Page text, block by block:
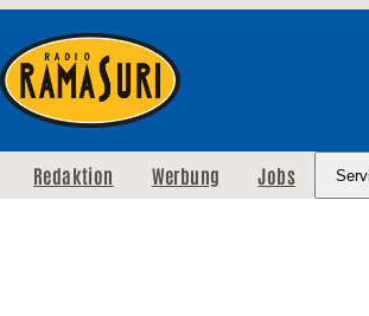
Redaktion Werbung Jobs